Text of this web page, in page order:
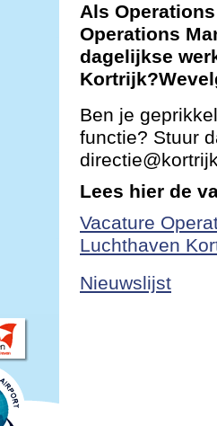
Als
Operations
dagelijkse
Ben je
functie? Stuur
Lees hier de
Vacature
Luchthaven
Nieuwslijst